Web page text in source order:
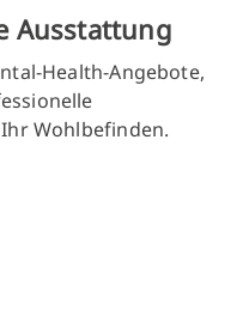
Ausstattung
Health-Angebote,
Wohlbefinden.